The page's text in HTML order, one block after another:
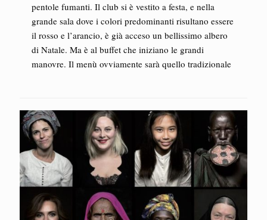
pentole fumanti. Il club si è vestito a festa, e nella
grande sala dove i colori predominanti risultano essere
il rosso e l’arancio, è già acceso un bellissimo albero
di Natale. Ma è al buffet che iniziano le grandi
manovre. Il menù ovviamente sarà quello tradizionale